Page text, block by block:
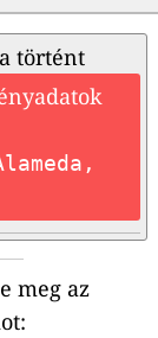
történt
meg az